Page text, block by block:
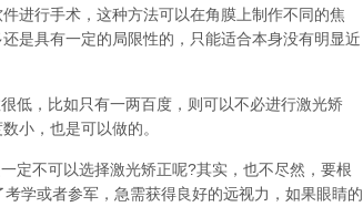
进行手术，这种方法可以在角膜上制作不同的焦
是具有一定的局限性的，只能适合本身没有明显近
低，比如只有一两百度，则可以不必进行激光矫
小，也是可以做的。
定不可以选择激光矫正呢?其实，也不尽然，要根
学或者参军，急需获得良好的远视力，如果眼睛的